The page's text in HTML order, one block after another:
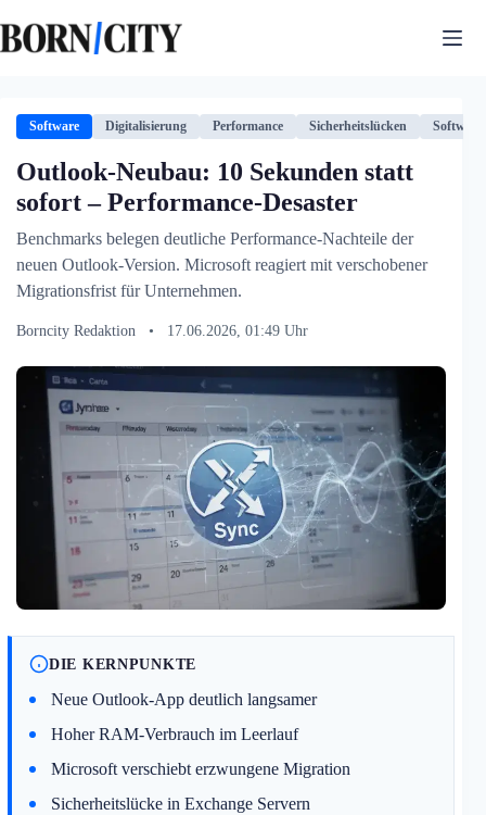
Inhalt
springen
Software Digitalisierung Performance Sicherheitslücken Software
Outlook-Neubau: 10 Sekunden statt
sofort – Performance-Desaster
Benchmarks belegen deutliche Performance-Nachteile der
neuen Outlook-Version. Microsoft reagiert mit verschobener
Migrationsfrist für Unternehmen.
Borncity Redaktion • 17.06.2026, 01:49 Uhr
DIE KERNPUNKTE
Neue Outlook-App deutlich langsamer
Hoher RAM-Verbrauch im Leerlauf
Microsoft verschiebt erzwungene Migration
Sicherheitslücke in Exchange Servern